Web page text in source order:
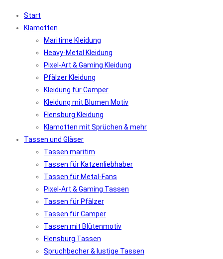
Start
Klamotten
Maritime Kleidung
Heavy-Metal Kleidung
Pixel-Art & Gaming Kleidung
Pfälzer Kleidung
Kleidung für Camper
Kleidung mit Blumen Motiv
Flensburg Kleidung
Klamotten mit Sprüchen & mehr
Tassen und Gläser
Tassen maritim
Tassen für Katzenliebhaber
Tassen für Metal-Fans
Pixel-Art & Gaming Tassen
Tassen für Pfälzer
Tassen für Camper
Tassen mit Blütenmotiv
Flensburg Tassen
Spruchbecher & lustige Tassen